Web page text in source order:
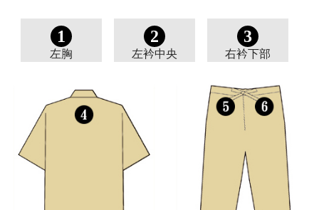
1
左胸
2
左衿中央
3
右衿下部